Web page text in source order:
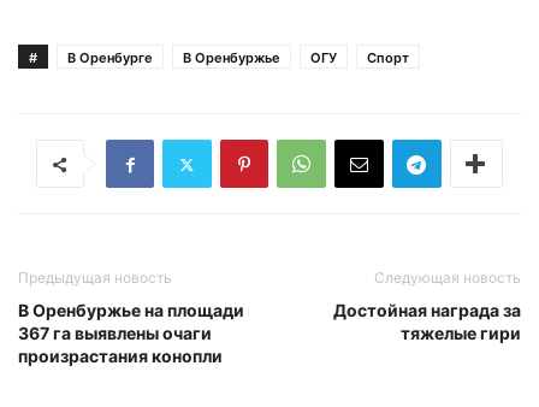
# В Оренбурге В Оренбуржье ОГУ Спорт
Предыдущая новость
В Оренбуржье на площади
367 га выявлены очаги
произрастания конопли
Следующая новость
Достойная награда за
тяжелые гири